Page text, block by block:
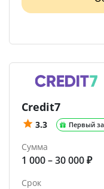
Credit7
3.3 Первый
Сумма
1 000 – 30 000 ₽
Срок